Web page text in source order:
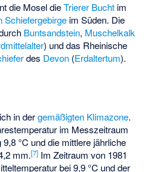
die Mosel dieTrierer Bucht im
Schiefergebirge im Süden. Die
Buntsandstein, Muschelkalk
) und das Rheinische
des Devon (Erdaltertum).
in dergemäßigten Klimazone.
im Messzeitraum
°C und die mittlere jährliche
mm.[7] Im Zeitraum von 1981
bei 9,9 °C und der